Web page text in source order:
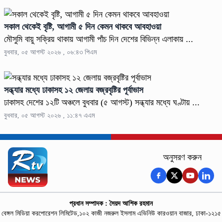
সকাল থেকেই বৃষ্টি, আগামী ৫ দিন কেমন থাকবে আবহাওয়া
মৌসুমি বায়ু সক্রিয় থাকায় আগামী পাঁচ দিন দেশের বিভিন্ন এলাকায় ...
বুধবার, ০৫ আগস্ট ২০২৬ , ০৬:৪৩ পিএম
সন্ধ্যার মধ্যে ঢাকাসহ ১২ জেলায় বজ্রবৃষ্টির পূর্বাভাস
ঢাকাসহ দেশের ১২টি অঞ্চলে বুধবার (৫ আগস্ট) সন্ধ্যার মধ্যে ঘণ্টায় ...
বুধবার, ০৫ আগস্ট ২০২৬ , ১১:৪৭ এএম
অনুসরণ করুন
প্রধান সম্পাদক : সৈয়দ আশিক রহমান
বেঙ্গল মিডিয়া করপোরেশন লিমিটেড,১০২ কাজী নজরুল ইসলাম এভিনিউ কারওয়ান বাজার, ঢাকা-১২১৫